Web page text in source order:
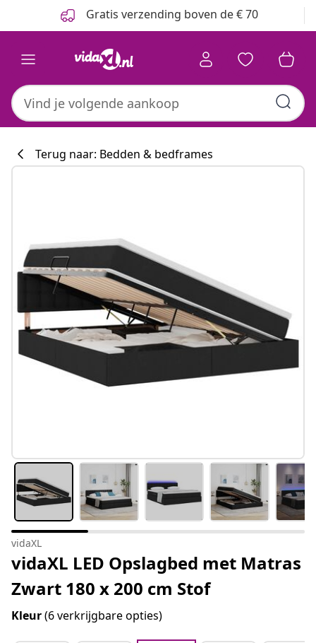
Gratis verzending boven de € 70
Terug naar: Bedden & bedframes
vidaXL
vidaXL LED Opslagbed met Matras
Zwart 180 x 200 cm Stof
Kleur(6 verkrijgbare opties)